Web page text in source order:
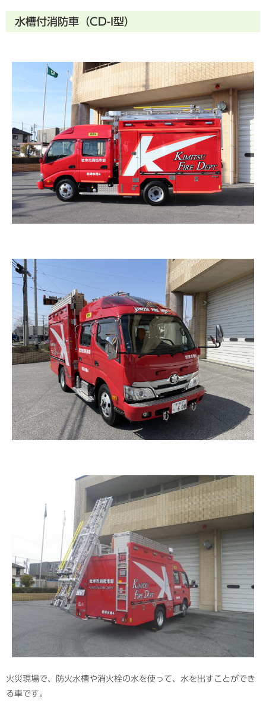
水槽付消防車（CD-I型）
火災現場で、防火水槽や消火栓の水を使って、水を出すことができ
る車です。